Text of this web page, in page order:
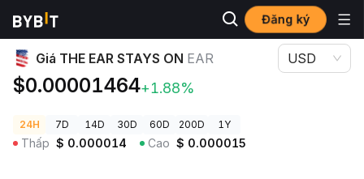
Đăng ký
Giá Tiền Điện Tử Giá THE EAR STAYS ON EAR
Giá THE EAR STAYS ON EAR
$0.00001464+1.88%
USD
24H 7D 14D 30D 60D 200D 1Y
Thấp $ 0.000014 Cao $ 0.000015